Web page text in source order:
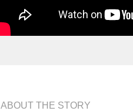
ABOUT THE STORY